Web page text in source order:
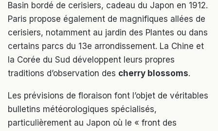
Basin bordé de cerisiers, cadeau du Japon en 1912.
Paris propose également de magnifiques allées de
cerisiers, notamment au jardin des Plantes ou dans
certains parcs du 13e arrondissement. La Chine et
la Corée du Sud développent leurs propres
traditions d’observation des cherry blossoms.
Les prévisions de floraison font l’objet de véritables
bulletins météorologiques spécialisés,
particulièrement au Japon où le « front des